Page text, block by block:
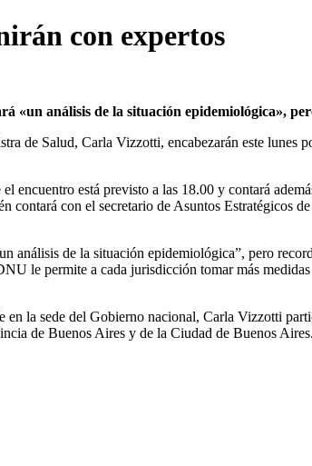
con expertos
«un análisis de la situación epidemiológica»,
de Salud, Carla Vizzotti, encabezarán este lunes
encuentro está previsto a las 18.00 y contará
con el secretario de Asuntos Estratégicos
análisis de la situación epidemiológica”, pero
le permite a cada jurisdicción tomar más
en la sede del Gobierno nacional, Carla Vizzotti
de Buenos Aires y de la Ciudad de Buenos Aires.